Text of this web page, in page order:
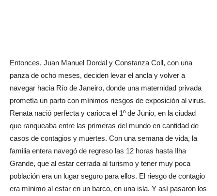
Entonces, Juan Manuel Dordal y Constanza Coll, con una
panza de ocho meses, deciden levar el ancla y volver a
navegar hacia Río de Janeiro, donde una maternidad privada
prometía un parto con mínimos riesgos de exposición al virus.
Renata nació perfecta y carioca el 1º de Junio, en la ciudad
que ranqueaba entre las primeras del mundo en cantidad de
casos de contagios y muertes. Con una semana de vida, la
familia entera navegó de regreso las 12 horas hasta Ilha
Grande, que al estar cerrada al turismo y tener muy poca
población era un lugar seguro para ellos. El riesgo de contagio
era mínimo al estar en un barco, en una isla. Y así pasaron los